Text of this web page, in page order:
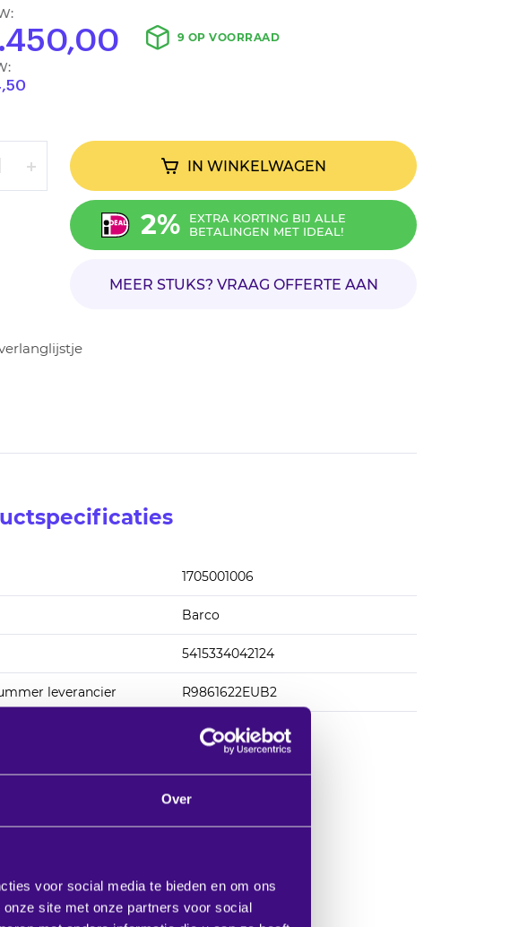
Over
voor social media te bieden en om ons
site met onze partners voor social
9 OP VOORRAAD
VERHOOG IN WINKELWAGEN
2%
EXTRA KORTING BIJ ALLE
BETALINGEN MET IDEAL!
MEER STUKS? VRAAG OFFERTE AAN
1705001006
Barco
5415334042124
leverancier R9861622EUB2